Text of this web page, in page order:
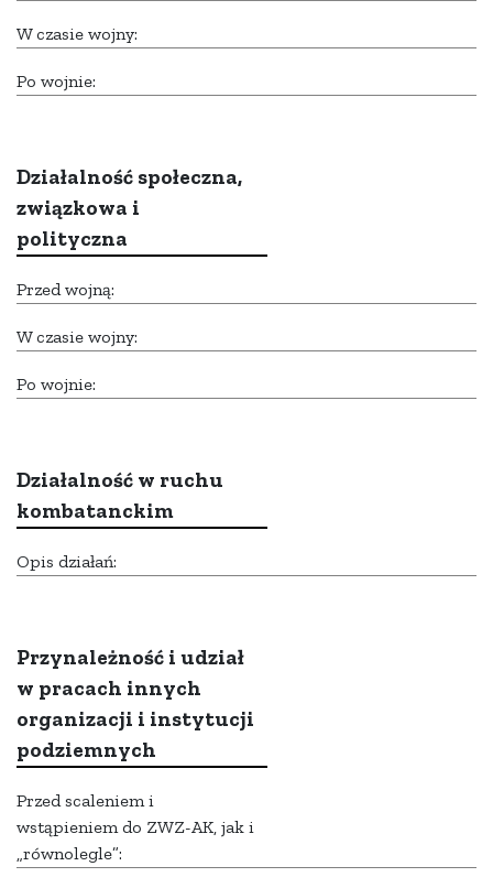
W czasie wojny:
Po wojnie:
Działalność społeczna,
związkowa i
polityczna
Przed wojną:
W czasie wojny:
Po wojnie:
Działalność w ruchu
kombatanckim
Opis działań:
Przynależność i udział
w pracach innych
organizacji i instytucji
podziemnych
Przed scaleniem i
wstąpieniem do ZWZ-AK, jak i
„równolegle”: